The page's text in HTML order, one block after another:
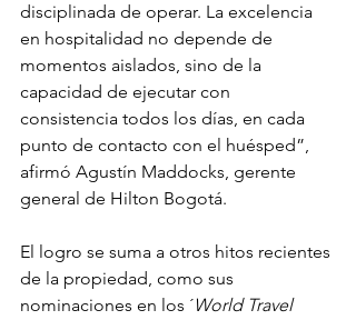
disciplinada de operar. La excelencia
en hospitalidad no depende de
momentos aislados, sino de la
capacidad de ejecutar con
consistencia todos los días, en cada
punto de contacto con el huésped”,
afirmó Agustín Maddocks, gerente
general de Hilton Bogotá.
El logro se suma a otros hitos recientes
de la propiedad, como sus
nominaciones en los ´World Travel